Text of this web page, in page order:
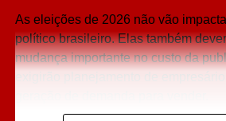
As eleições de 2026 não vão
político brasileiro. Elas também
mudança importante no custo da